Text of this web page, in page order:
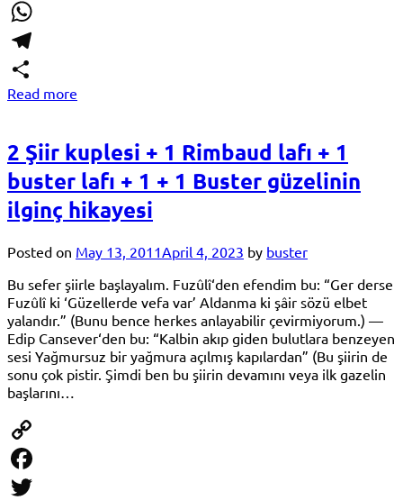
Email
WhatsApp
Telegram
Share
Read more
2 Şiir kuplesi + 1 Rimbaud lafı + 1
buster lafı + 1 + 1 Buster güzelinin
ilginç hikayesi
Posted on May 13, 2011 April 4, 2023 by buster
Bu sefer şiirle başlayalım. Fuzûlî‘den efendim bu: “Ger derse
Fuzûlî ki ‘Güzellerde vefa var’ Aldanma ki şâir sözü elbet
yalandır.” (Bunu bence herkes anlayabilir çevirmiyorum.) —
Edip Cansever‘den bu: “Kalbin akıp giden bulutlara benzeyen
sesi Yağmursuz bir yağmura açılmış kapılardan” (Bu şiirin de
sonu çok pistir. Şimdi ben bu şiirin devamını veya ilk gazelin
başlarını…
Copy
Link
Facebook